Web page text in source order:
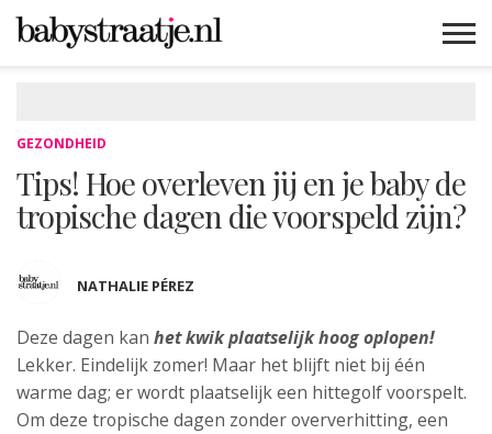
GEZONDHEID
Tips! Hoe overleven jij en je baby de
tropische dagen die voorspeld zijn?
NATHALIE PÉREZ
Deze dagen kan het kwik plaatselijk hoogoplopen!
Lekker. Eindelijk zomer! Maar het blijft niet bij één
warme dag; er wordt plaatselijk een hittegolf voorspelt.
Om deze tropische dagen zonder oververhitting, een